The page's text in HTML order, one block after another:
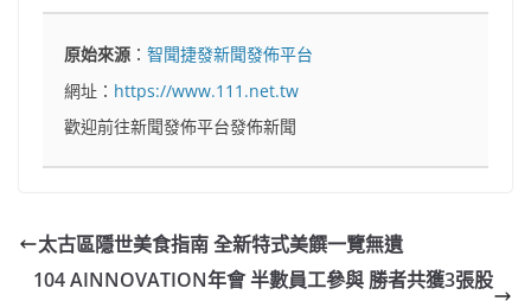
原始來源 ：智聞捷發新聞發佈平台
網址： https://www.111.net.tw
歡迎前往新聞發佈平台發佈新聞
太古區隱世美食指南 全新特式美饌一覽無遺
104 AINNOVATION年會 半數員工參與 勝者共獲3張股